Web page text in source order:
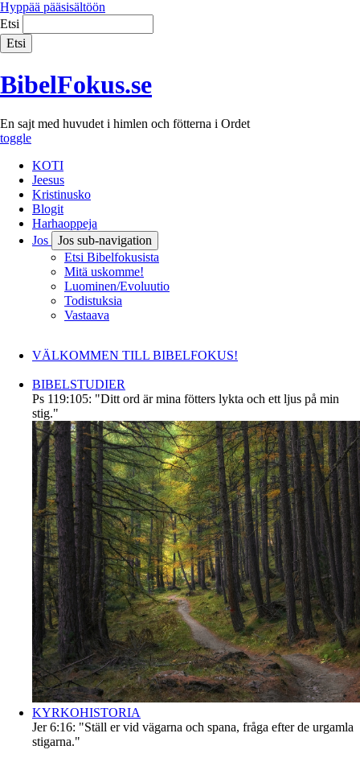
Hyppää pääsisältöön
Etsi
BibelFokus.se
En sajt med huvudet i himlen och fötterna i Ordet
toggle
KOTI
Jeesus
Kristinusko
Blogit
Harhaoppeja
Jos
Jos sub-navigation
Etsi Bibelfokusista
Mitä uskomme!
Luominen/Evoluutio
Todistuksia
Vastaava
VÄLKOMMEN TILL BIBELFOKUS!
BIBELSTUDIER
Ps 119:105: "Ditt ord är mina fötters lykta och ett ljus på min
stig."
KYRKOHISTORIA
Jer 6:16: "Ställ er vid vägarna och spana, fråga efter de urgamla
stigarna."